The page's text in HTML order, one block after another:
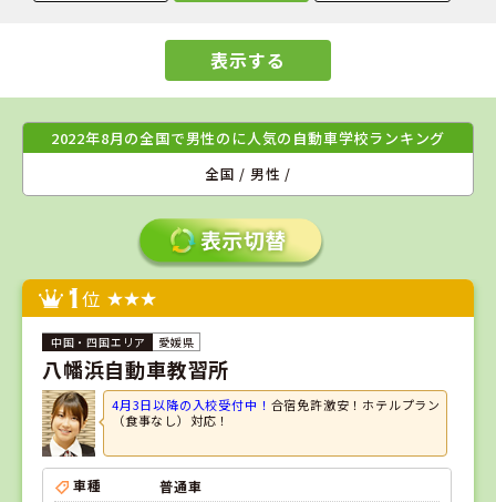
表示する
2022年8月の全国で男性のに人気の自動車学校ランキング
全国 / 男性 /
1位
愛媛県
八幡浜自動車教習所
4月3日以降の入校受付中！ 合宿免許激安！ホテルプラン
（食事なし）対応！
車種
普通車